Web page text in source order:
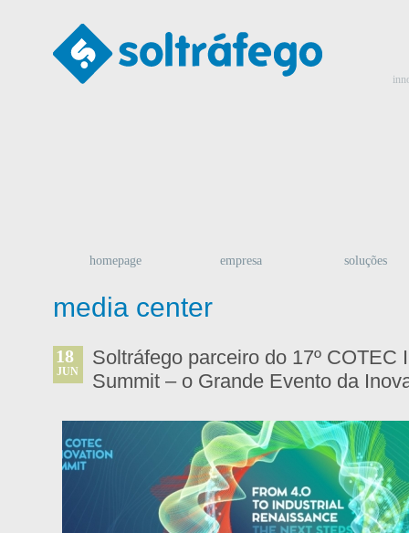
homepage empresa soluções
media center
18
JUN
Soltráfego parceiro do 17º COTEC
Summit – o Grande Evento da